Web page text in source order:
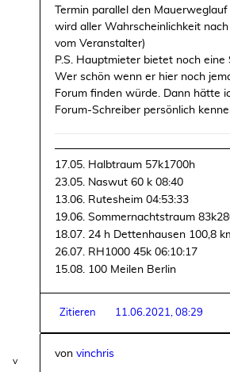
Termin parallel den
wird aller Wahrscheinlichkeit
vom Veranstalter)
P.S. Hauptmieter bietet noch
Wer schön wenn er hier noch
Forum finden würde. Dann hätte
Forum-Schreiber persönlich
17.05. Halbtraum 57k1700h
23.05. Naswut 60 k 08:40
13.06. Rutesheim 04:53:33
19.06. Sommernachtstraum
18.07. 24 h Dettenhausen 100,8
26.07. RH1000 45k 06:10:17
15.08. 100 Meilen Berlin
Zitieren 11.06.2021, 08:29
von vinchris